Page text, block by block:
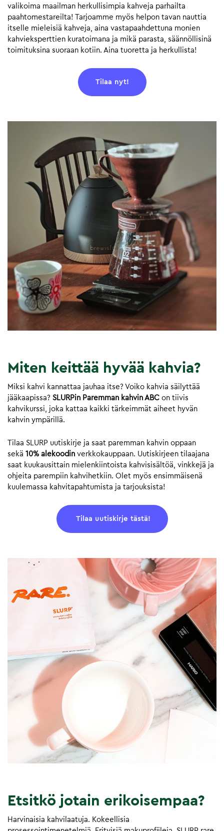
valikoima maailman herkullisimpia kahveja parhailta
paahtomestareilta! Tarjoamme myös helpon tavan nauttia
itselle mieleisiä kahveja, aina vastapaahdettuna monien
kahvieksperttien kuratoimana ja mikä parasta, säännöllisinä
toimituksina suoraan kotiin. Aina tuoretta ja herkullista!
Tilaa nyt!
Miten keittää hyvää kahvia?
Miksi kahvi kannattaa jauhaa itse? Voiko kahvia säilyttää
jääkaapissa? SLURPin Paremman kahvin ABC on tiivis
kahvikurssi, joka kattaa kaikki tärkeimmät aiheet hyvän
kahvin ympärillä.
Tilaa SLURP uutiskirje ja saat paremman kahvin oppaan
sekä 10% alekoodin verkkokauppaan. Uutiskirjeen tilaajana
saat kuukausittain mielenkiintoista kahvisisältöä, vinkkejä ja
ohjeita parempiin kahvihetkiin. Olet myös ensimmäisenä
kuulemassa kahvitapahtumista ja tarjouksista!
Tilaa uutiskirje tästä!
Etsitkö jotain erikoisempaa?
Harvinaisia kahvilaatuja. Kokeellisia